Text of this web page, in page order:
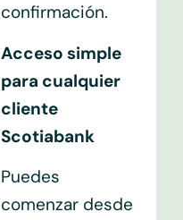
confirmación.
Acceso simple
para cualquier
cliente
Scotiabank
Puedes
comenzar desde